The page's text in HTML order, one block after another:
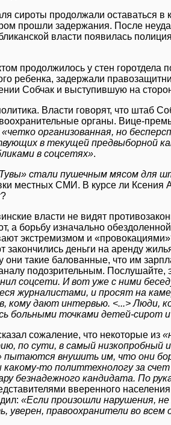
сироты продолжали оставаться в
прошли задержания. После
власти появилась
продолжилось у стен горотдела
ребенка, задержали
Собчак и выступившую на
Власти говорят, что штаб
органы. Вице-
«четко организованная, но
в текущей предвыборной
в соцсетях».
стали пушечным мясом для
местных СМИ. В курсе ли Ксения
власти не видят
а борьбу изначально
экстремизмом и
закончились деньги на аренду
они такие балованные, что им
подозрительным. Послушайте,
соцсети. И вот уже с ними
журналистами, и просят на
кому дают интервью. <...> Люди,
больными точками детей-сирот
сожаление, что некоторые из
по сути, в самый низкопробный
внушить им, что они
то политтехнологу за
безнадежного кандидата. По
вверенного
«Если произошли нарушения,
правоохранители во всем